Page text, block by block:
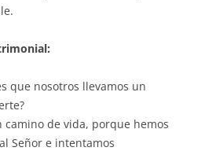
que nosotros llevamos un
camino de vida, porque hemos
Señor e intentamos